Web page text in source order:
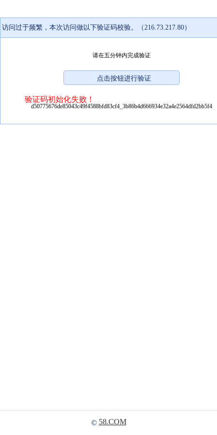
访问过于频繁，本次访问做以下验证码校验。（216.73.217.80）
请在五分钟内完成验证
验证码初始化失败！
d50775676de85043c49f4588bfd83cf4_3b86b4d666934e32a4e2564dfd2bb5f4
© 58.COM